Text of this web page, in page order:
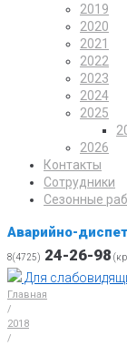
2019
2020
2021
2022
2023
2024
2025
2026
Контакты
Сотрудники
Сезонные
Аварийно-
8(4725) 24-26-98
Для
Главная
/
2018
/